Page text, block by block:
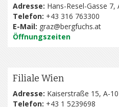
Adresse: Hans-Resel-Gasse 7,
Telefon: +43 316 763300
E-Mail: graz@bergfuchs.at
Öffnungszeiten
Filiale Wien
Adresse: Kaiserstraße 15, A-
Telefon: +43 1 5239698